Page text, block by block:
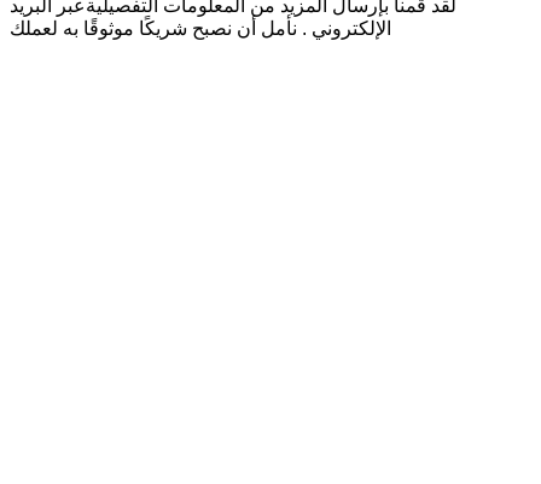
لقد قمنا بإرسال المزيد من المعلومات التفصيليةعبر البريد
الإلكتروني . نأمل أن نصبح شريكًا موثوقًا به لعملك